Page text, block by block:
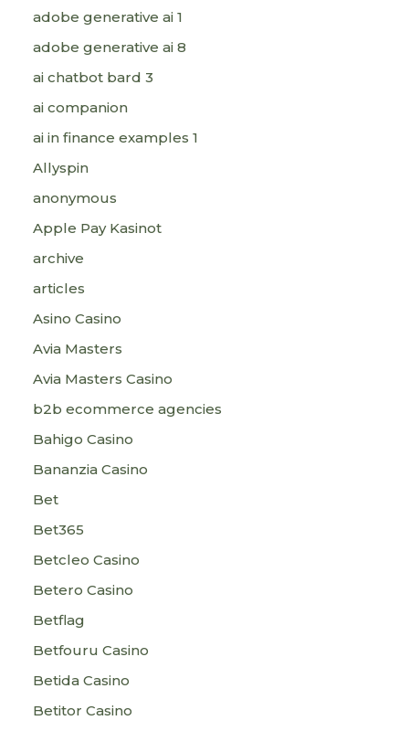
adobe generative ai 1
adobe generative ai 8
ai chatbot bard 3
ai companion
ai in finance examples 1
Allyspin
anonymous
Apple Pay Kasinot
archive
articles
Asino Casino
Avia Masters
Avia Masters Casino
b2b ecommerce agencies
Bahigo Casino
Bananzia Casino
Bet
Bet365
Betcleo Casino
Betero Casino
Betflag
Betfouru Casino
Betida Casino
Betitor Casino